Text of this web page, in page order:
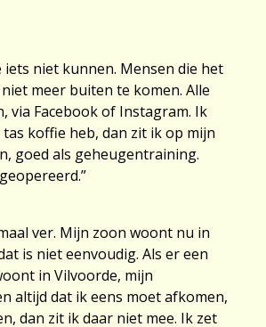
iets niet kunnen. Mensen die het
meer buiten te komen. Alle
via Facebook of Instagram. Ik
koffie heb, dan zit ik op mijn
goed als geheugentraining.
ver. Mijn zoon woont nu in
is niet eenvoudig. Als er een
in Vilvoorde, mijn
altijd dat ik eens moet afkomen,
dan zit ik daar niet mee. Ik zet